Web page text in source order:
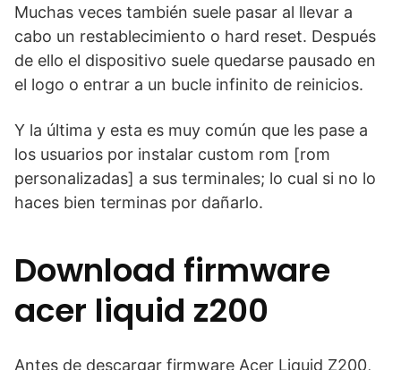
Muchas veces también suele pasar al llevar a
cabo un restablecimiento o hard reset. Después
de ello el dispositivo suele quedarse pausado en
el logo o entrar a un bucle infinito de reinicios.
Y la última y esta es muy común que les pase a
los usuarios por instalar custom rom [rom
personalizadas] a sus terminales; lo cual si no lo
haces bien terminas por dañarlo.
Download firmware
acer liquid z200
Antes de descargar firmware Acer Liquid Z200,